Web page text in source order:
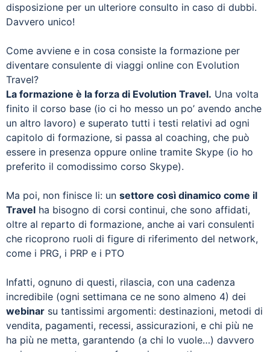
disposizione per un ulteriore consulto in caso di dubbi.
Davvero unico!
Come avviene e in cosa consiste la formazione per
diventare consulente di viaggi online con Evolution
Travel?
La formazione è la forza di Evolution Travel. Una volta
finito il corso base (io ci ho messo un po’ avendo anche
un altro lavoro) e superato tutti i testi relativi ad ogni
capitolo di formazione, si passa al coaching, che può
essere in presenza oppure online tramite Skype (io ho
preferito il comodissimo corso Skype).
Ma poi, non finisce li: un settore così dinamico come il
Travel ha bisogno di corsi continui, che sono affidati,
oltre al reparto di formazione, anche ai vari consulenti
che ricoprono ruoli di figure di riferimento del network,
come i PRG, i PRP e i PTO
Infatti, ognuno di questi, rilascia, con una cadenza
incredibile (ogni settimana ce ne sono almeno 4) dei
webinar su tantissimi argomenti: destinazioni, metodi di
vendita, pagamenti, recessi, assicurazioni, e chi più ne
ha più ne metta, garantendo (a chi lo vuole…) davvero